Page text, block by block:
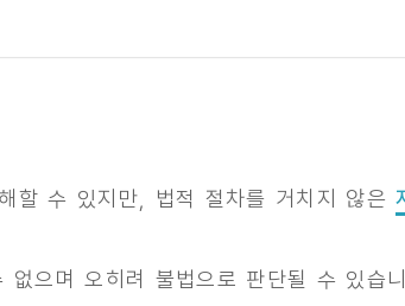
할 수 있지만, 법적 절차를 거치지 않은
으며 오히려 불법으로 판단될 수 있습